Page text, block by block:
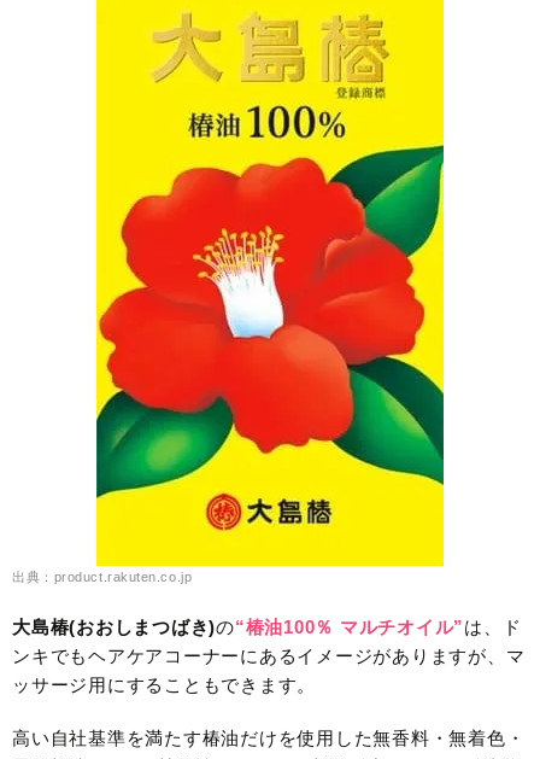
出典：product.rakuten.co.jp
大島椿(おおしまつばき)の“椿油100％ マルチオイル”は、ド
ンキでもヘアケアコーナーにあるイメージがありますが、マ
ッサージ用にすることもできます。
高い自社基準を満たす椿油だけを使用した無香料・無着色・